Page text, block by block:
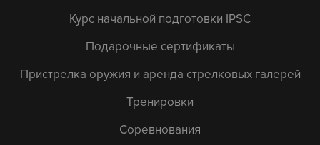
Курс начальной подготовки IPSC
Подарочные сертификаты
Пристрелка оружия и аренда стрелковых галерей
Тренировки
Соревнования